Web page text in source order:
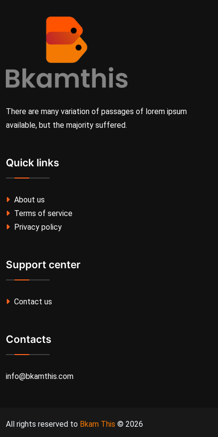
There are many variation of passages of lorem ipsum
available, but the majority suffered.
Quick links
About us
Terms of service
Privacy policy
Support center
Contact us
Contacts
info@bkamthis.com
All rights reserved to Bkam This © 2026